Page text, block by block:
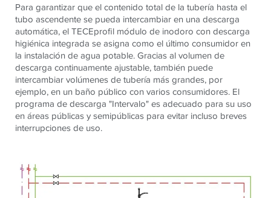
Para garantizar que el contenido total de la tubería hasta el
tubo ascendente se pueda intercambiar en una descarga
automática, el TECEprofil módulo de inodoro con descarga
higiénica integrada se asigna como el último consumidor en
la instalación de agua potable. Gracias al volumen de
descarga continuamente ajustable, también puede
intercambiar volúmenes de tubería más grandes, por
ejemplo, en un baño público con varios consumidores. El
programa de descarga "Intervalo" es adecuado para su uso
en áreas públicas y semipúblicas para evitar incluso breves
interrupciones de uso.